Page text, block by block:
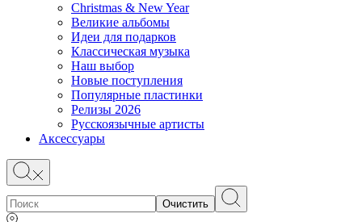
Christmas & New Year
Великие альбомы
Идеи для подарков
Классическая музыка
Наш выбор
Новые поступления
Популярные пластинки
Релизы 2026
Русскоязычные артисты
Аксессуары
Очистить